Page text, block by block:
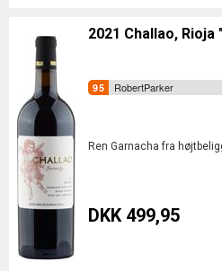
2021 Challao, Rioja
RobertParker
Ren Garnacha fra
DKK 499,95